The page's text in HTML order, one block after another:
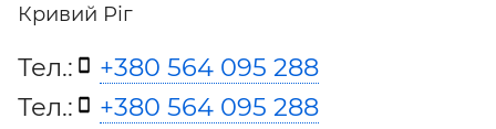
Кривий Ріг
Тел.:
+380 564 095 288
Тел.:
+380 564 095 288